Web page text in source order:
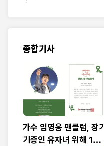
종합기사
가수 임영웅 팬클럽, 장기
기증인 유자녀 위해 1천